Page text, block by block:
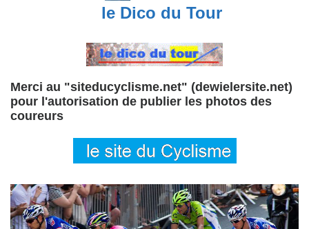
le Dico du Tour
Merci au "siteducyclisme.net" (dewielersite.net)
pour l'autorisation de publier les photos des
coureurs